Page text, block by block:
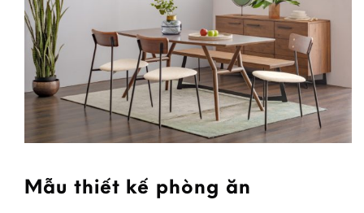
Mẫu thiết kế phòng ăn